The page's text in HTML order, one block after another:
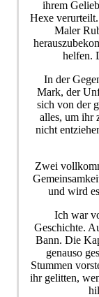
ihrem
Hexe
Maler
helfen.
In der
Mark, der
sich von der
alles, um ihr
nicht
Zwei
und wird
Ich war
Geschichte.
Bann. Die
genauso
Stummen
ihr gelitten,